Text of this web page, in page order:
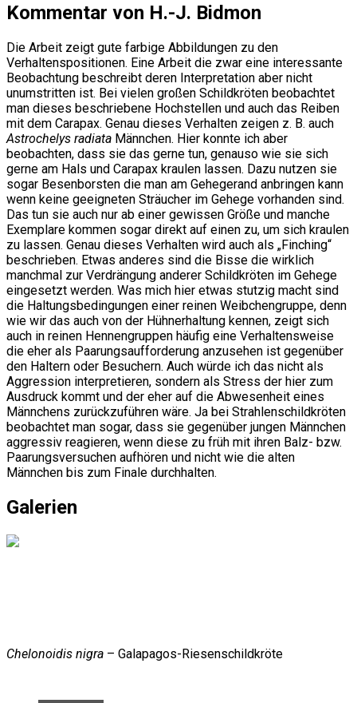
Kommentar von H.-J. Bidmon
Die Arbeit zeigt gute farbige Abbildungen zu den
Verhaltenspositionen. Eine Arbeit die zwar eine interessante
Beobachtung beschreibt deren Interpretation aber nicht
unumstritten ist. Bei vielen großen Schildkröten beobachtet
man dieses beschriebene Hochstellen und auch das Reiben
mit dem Carapax. Genau dieses Verhalten zeigen z. B. auch
Astrochelys radiata Männchen. Hier konnte ich aber
beobachten, dass sie das gerne tun, genauso wie sie sich
gerne am Hals und Carapax kraulen lassen. Dazu nutzen sie
sogar Besenborsten die man am Gehegerand anbringen kann
wenn keine geeigneten Sträucher im Gehege vorhanden sind.
Das tun sie auch nur ab einer gewissen Größe und manche
Exemplare kommen sogar direkt auf einen zu, um sich kraulen
zu lassen. Genau dieses Verhalten wird auch als „Finching“
beschrieben. Etwas anderes sind die Bisse die wirklich
manchmal zur Verdrängung anderer Schildkröten im Gehege
eingesetzt werden. Was mich hier etwas stutzig macht sind
die Haltungsbedingungen einer reinen Weibchengruppe, denn
wie wir das auch von der Hühnerhaltung kennen, zeigt sich
auch in reinen Hennengruppen häufig eine Verhaltensweise
die eher als Paarungsaufforderung anzusehen ist gegenüber
den Haltern oder Besuchern. Auch würde ich das nicht als
Aggression interpretieren, sondern als Stress der hier zum
Ausdruck kommt und der eher auf die Abwesenheit eines
Männchens zurückzuführen wäre. Ja bei Strahlenschildkröten
beobachtet man sogar, dass sie gegenüber jungen Männchen
aggressiv reagieren, wenn diese zu früh mit ihren Balz- bzw.
Paarungsversuchen aufhören und nicht wie die alten
Männchen bis zum Finale durchhalten.
Galerien
Chelonoidis nigra – Galapagos-Riesenschildkröte